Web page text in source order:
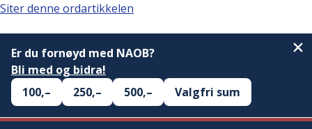
Siter denne ordartikkelen
Er du fornøyd med NAOB?
Bli med og bidra!
100,–
250,– 500,– Valgfri sum